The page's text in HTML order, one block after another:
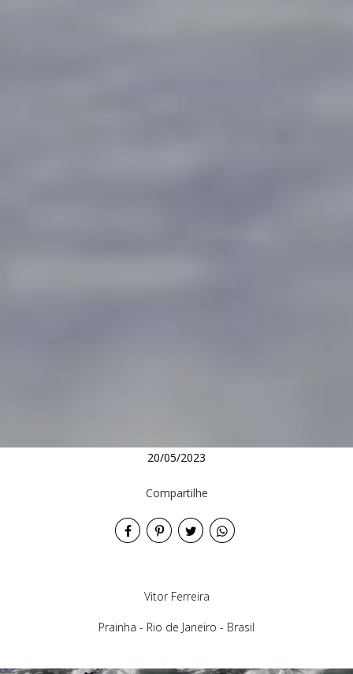
20/05/2023
Compartilhe
Vitor Ferreira
Prainha - Rio de Janeiro - Brasil